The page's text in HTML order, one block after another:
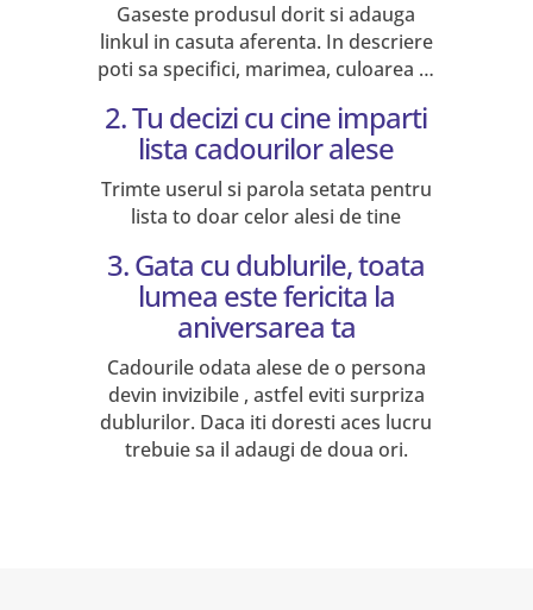
Gaseste produsul dorit si adauga
linkul in casuta aferenta. In descriere
poti sa specifici, marimea, culoarea …
2. Tu decizi cu cine imparti
lista cadourilor alese
Trimte userul si parola setata pentru
lista to doar celor alesi de tine
3. Gata cu dublurile, toata
lumea este fericita la
aniversarea ta
Cadourile odata alese de o persona
devin invizibile , astfel eviti surpriza
dublurilor. Daca iti doresti aces lucru
trebuie sa il adaugi de doua ori.